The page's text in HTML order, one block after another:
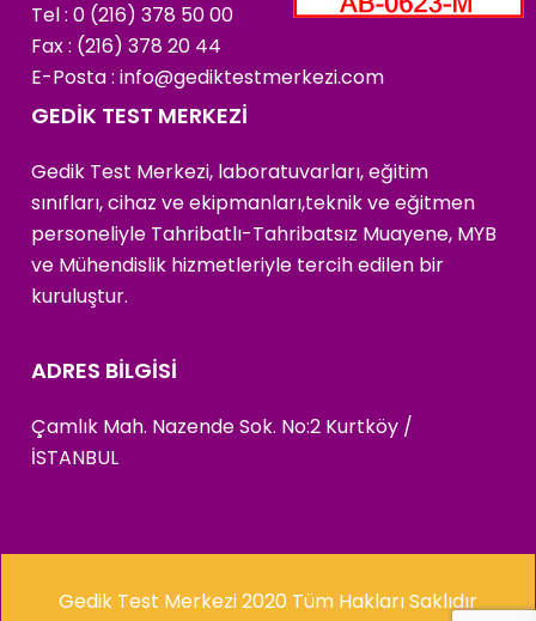
Tel : 0 (216) 378 50 00
Fax : (216) 378 20 44
E-Posta :info@gediktestmerkezi.com
GEDİK TEST MERKEZİ
Gedik Test Merkezi, laboratuvarları, eğitim
sınıfları, cihaz ve ekipmanları,teknik ve eğitmen
personeliyle Tahribatlı-Tahribatsız Muayene, MYB
ve Mühendislik hizmetleriyle tercih edilen bir
kuruluştur.
ADRES BİLGİSİ
Çamlık Mah. Nazende Sok. No:2 Kurtköy /
İSTANBUL
Gedik Test Merkezi 2020 Tüm Hakları Saklıdır